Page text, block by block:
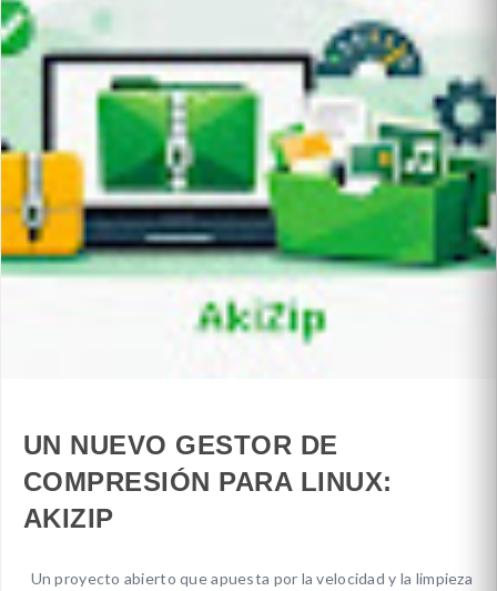
UN NUEVO GESTOR DE
COMPRESIÓN PARA LINUX:
AKIZIP
Un proyecto abierto que apuesta por la velocidad y la limpieza